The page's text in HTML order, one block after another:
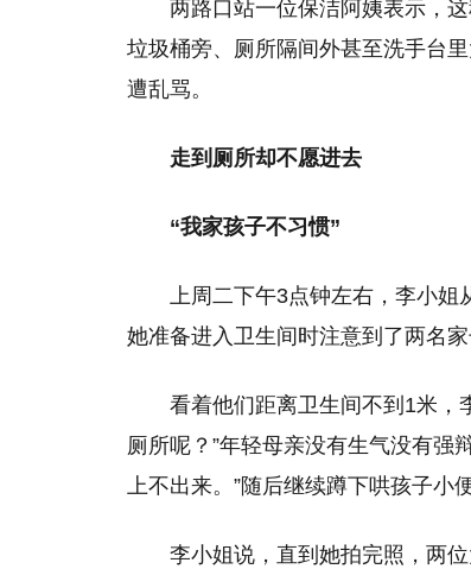
两路口站一位保洁阿姨表示，
垃圾桶旁、厕所隔间外甚至洗手台
遭乱骂。
走到厕所却不愿进去
“我家孩子不习惯”
上周二下午3点钟左右，李小姐
她准备进入卫生间时注意到了两名
看着他们距离卫生间不到1米，
厕所呢？”年轻母亲没有生气没有强
上不出来。”随后继续蹲下哄孩子小便
李小姐说，直到她拍完照，两